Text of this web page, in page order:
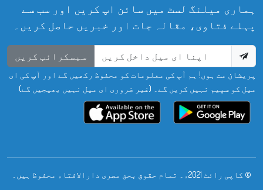
ہماری میلنگ لسٹ میں سائن اپ کریں اور سب سے
پہلے فتاوی، مقالہ جات اور خبریں حاصل کریں۔
سبسکرائب کریں
پریشان مت ہوں! ہم آپ کی معلومات کو محفوظ رکھیں گے اور آپ کی ای
میل کو سپیم نہیں کریں گے۔ (غیر ضروری ای میل نہیں بھیجیں گے)
© کاپی رائٹ 2021ء۔ تمام حقوق بحق مصری دارالافتاء محفوظ ہیں۔